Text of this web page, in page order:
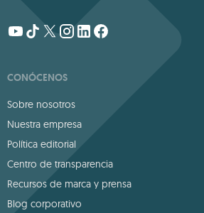
CONÓCENOS
Sobre nosotros
Nuestra empresa
Política editorial
Centro de transparencia
Recursos de marca y prensa
Blog corporativo